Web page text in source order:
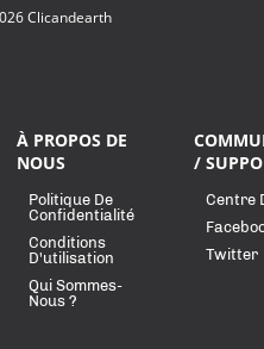
Clicandearth
À PROPOS DE
NOUS
Politique De
Confidentialité
Conditions
D'utilisation
Qui Sommes-
Nous ?
/
Centre
Twitter